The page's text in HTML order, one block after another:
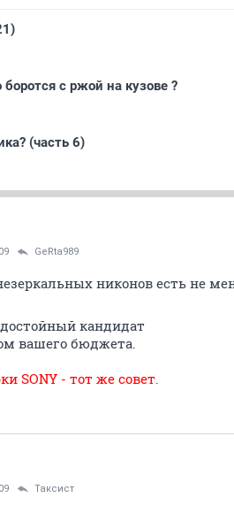
с ржой на кузове ?
(часть 6)
GeRta989
никонов есть не
кандидат
вашего бюджета.
SONY - тот же совет.
Таксист